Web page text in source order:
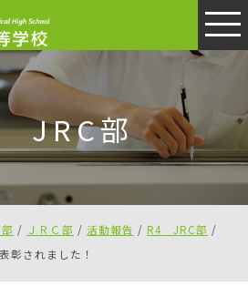
JRC部
/ ＪＲＣ部 / 活動報告 / R4 JRC部 /
彰されました！